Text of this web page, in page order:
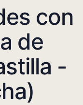
con
de
-